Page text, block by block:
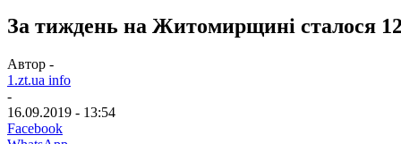
За тиждень на Житомирщині сталося
Автор -
1.zt.ua info
-
16.09.2019 - 13:54
Facebook